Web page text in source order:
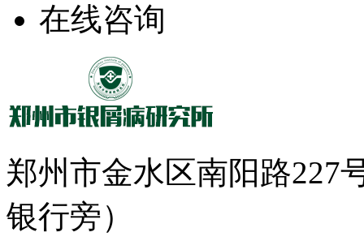
在线咨询
郑州市金水区南阳路227
银行旁）